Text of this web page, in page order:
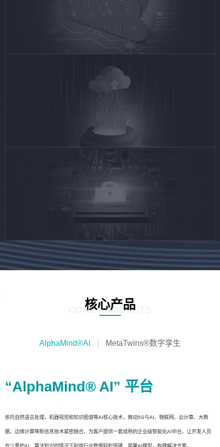
核心产品
CORE PRODUCTS
AlphaMind®AI MetaTwins®数字孪生
“AlphaMind® AI” 平台
依托自然语言处理，机器视觉和知识图谱等AI核心技术，推动5G与AI、物联网、云计算、大数
据、边缘计算等新信息技术紧密融合，为客户提供一套成熟的企业级智能化AI中台，让开发人员
在少量的AI、算法知识的情况下利用行业数据轻松搭建、部署AI模型，构建解决方案。